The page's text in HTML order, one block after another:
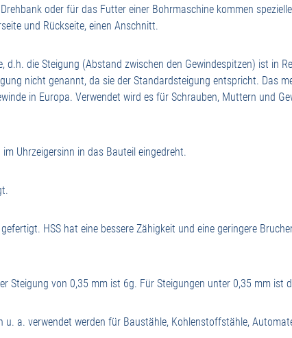
oder für das Futter einer Bohrmaschine kommen
und Rückseite, einen Anschnitt.
d.h. die Steigung (Abstand zwischen den Gewindespitzen) ist in
nicht genannt, da sie der Standardsteigung entspricht. Das
in Europa. Verwendet wird es für Schrauben, Muttern und
Uhrzeigersinn in das Bauteil eingedreht.
HSS hat eine bessere Zähigkeit und eine geringere
Steigung von 0,35 mm ist 6g. Für Steigungen unter 0,35 mm ist
a. verwendet werden für Baustähle, Kohlenstoffstähle,